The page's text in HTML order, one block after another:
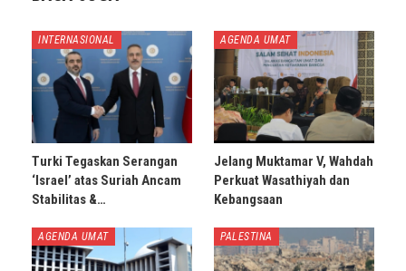
INTERNASIONAL
Turki Tegaskan Serangan
‘Israel’ atas Suriah Ancam
Stabilitas &…
AGENDA UMAT
Jelang Muktamar V, Wahdah
Perkuat Wasathiyah dan
Kebangsaan
AGENDA UMAT PALESTINA